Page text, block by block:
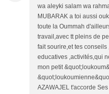
wa aleyki salam wa
MUBARAK a toi aussi
toute la Oummah
travail,avec tt pleins de
fait sourire,et tes
educatives ,activités,qui
mon petit
AZAWAJEL t'accorde